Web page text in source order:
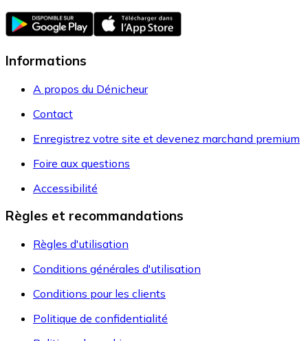
Informations
A propos du Dénicheur
Contact
Enregistrez votre site et devenez marchand premium
Foire aux questions
Accessibilité
Règles et recommandations
Règles d'utilisation
Conditions générales d'utilisation
Conditions pour les clients
Politique de confidentialité